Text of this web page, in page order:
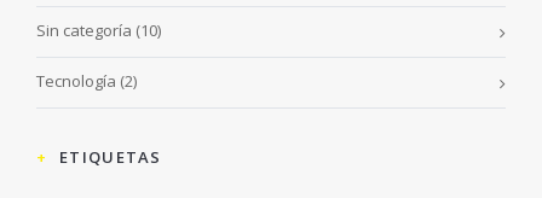
Sin categoría (10)
Tecnología (2)
ETIQUETAS